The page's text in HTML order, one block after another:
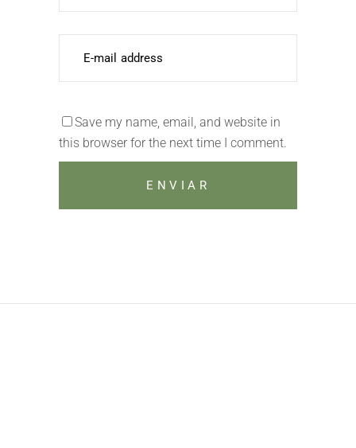
Save my name, email, and website in
this browser for the next time I comment.